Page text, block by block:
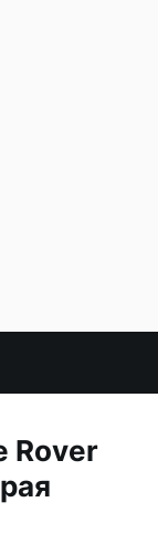
Rover